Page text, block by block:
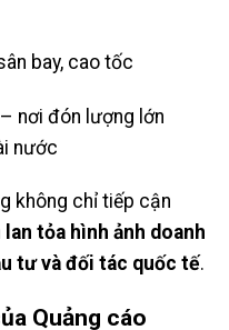
bay, cao tốc
nơi đón lượng lớn
nước
không chỉ tiếp cận
lan tỏa hình ảnh doanh
tư và đối tác quốc tế.
Quảng cáo